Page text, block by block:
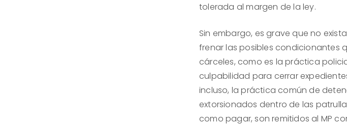
tolerada al margen de la ley.
Sin embargo, es grave que no
frenar las posibles condicionantes
cárceles, como es la práctica
culpabilidad para cerrar
incluso, la práctica común de
extorsionados dentro de las
como pagar, son remitidos al MP